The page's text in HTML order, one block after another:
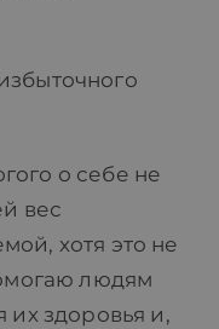
о себе не
вес
хотя это не
людям
их здоровья и,